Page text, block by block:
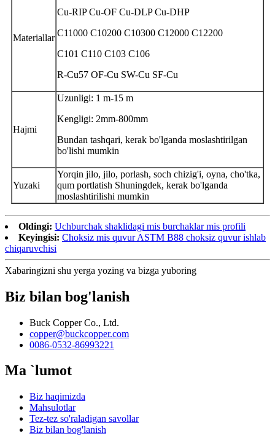
Materiallar
Cu-RIP Cu-OF Cu-DLP Cu-DHP
C11000 C10200 C10300 C12000 C12200
C101 C110 C103 C106
R-Cu57 OF-Cu SW-Cu SF-Cu
Hajmi
Uzunligi: 1 m-15 m
Kengligi: 2mm-800mm
Bundan tashqari, kerak bo'lganda moslashtirilgan
bo'lishi mumkin
Yuzaki
Yorqin jilo, jilo, porlash, soch chizig'i, oyna, cho'tka,
qum portlatish Shuningdek, kerak bo'lganda
moslashtirilishi mumkin
Oldingi: Uchburchak shaklidagi mis burchaklar mis profili
Keyingisi: Choksiz mis quvur ASTM B88 choksiz quvur ishlab
chiqaruvchisi
Xabaringizni shu yerga yozing va bizga yuboring
Biz bilan bog'lanish
Buck Copper Co., Ltd.
copper@buckcopper.com
0086-0532-86993221
Ma `lumot
Biz haqimizda
Mahsulotlar
Tez-tez so'raladigan savollar
Biz bilan bog'lanish